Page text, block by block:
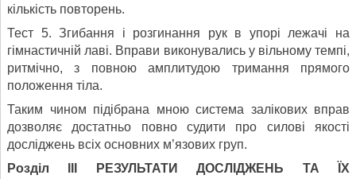
кількість повторень.
Тест 5. Згибання і розгинання рук в упорі лежачі на
гімнастичній лаві. Вправи виконувались у вільному темпі,
ритмічно, з повною амплитудою тримання прямого
положення тіла.
Таким чином підібрана мною система залікових вправ
дозволяє достатньо повно судити про силові якості
досліджень всіх основних м’язових груп.
Розділ ІІІ РЕЗУЛЬТАТИ ДОСЛІДЖЕНЬ ТА ЇХ